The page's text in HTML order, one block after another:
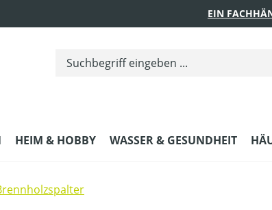
EIN
HEIM & HOBBY WASSER & GESUNDHEIT